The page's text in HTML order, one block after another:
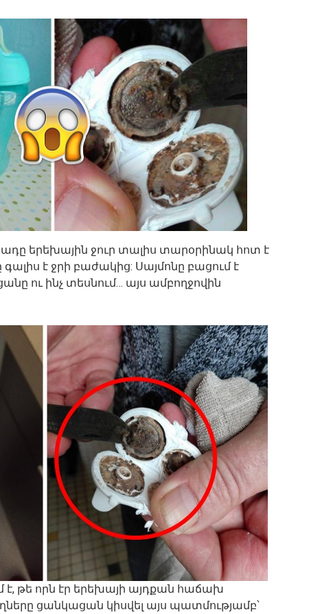
երեխային ջուր տալիս տարօրինակ հոտ է
է ջրի բաժակից: Սայմոնը բացում է
ու ինչ տեսնում… այս ամբողջովին
է, թե որն էր երեխայի այդքան հաճախ
ցանկացան կիսվել այս պատմությամբ՝